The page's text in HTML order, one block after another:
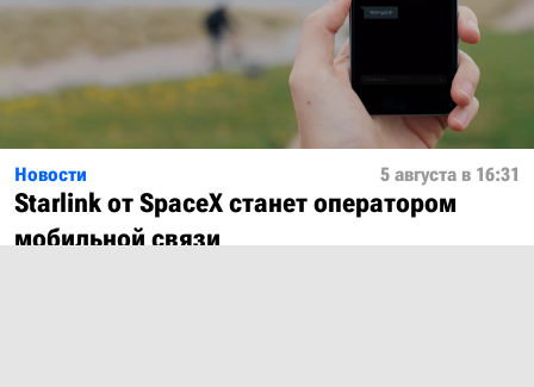
Новости 5 августа в 16:31
Starlink от SpaceX станет оператором
мобильной связи